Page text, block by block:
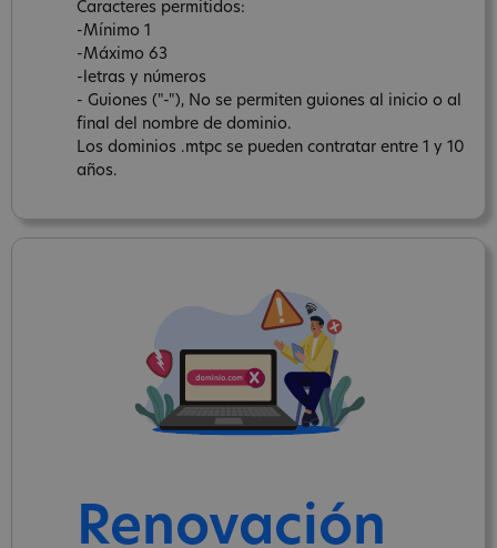
Caracteres permitidos:
-Mínimo 1
-Máximo 63
-letras y números
- Guiones ("-"), No se permiten guiones al inicio o al
final del nombre de dominio.
Los dominios .mtpc se pueden contratar entre 1 y 10
años.
Renovación